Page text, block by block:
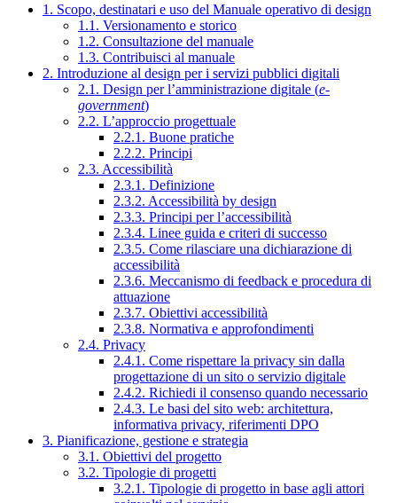
1. Scopo, destinatari e uso del Manuale operativo di design
1.1. Versionamento e storico
1.2. Consultazione del manuale
1.3. Contribuisci al manuale
2. Introduzione al design per i servizi pubblici digitali
2.1. Design per l’amministrazione digitale (e-
government)
2.2. L’approccio progettuale
2.2.1. Buone pratiche
2.2.2. Principi
2.3. Accessibilità
2.3.1. Definizione
2.3.2. Accessibilità by design
2.3.3. Principi per l’accessibilità
2.3.4. Linee guida e criteri di successo
2.3.5. Come rilasciare una dichiarazione di
accessibilità
2.3.6. Meccanismo di feedback e procedura di
attuazione
2.3.7. Obiettivi accessibilità
2.3.8. Normativa e approfondimenti
2.4. Privacy
2.4.1. Come rispettare la privacy sin dalla
progettazione di un sito o servizio digitale
2.4.2. Richiedi il consenso quando necessario
2.4.3. Le basi del sito web: architettura,
informativa privacy, riferimenti DPO
3. Pianificazione, gestione e strategia
3.1. Obiettivi del progetto
3.2. Tipologie di progetti
3.2.1. Tipologie di progetto in base agli attori